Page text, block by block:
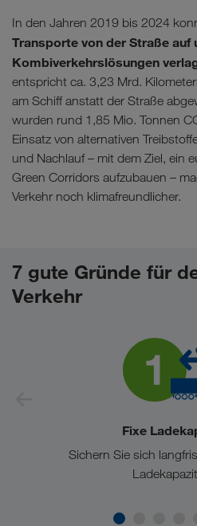
In den Jahren 2019 bis 2024
Transporte von der Straße
Kombiverkehrslösungen
entspricht ca. 3,23 Mrd.
am Schiff anstatt der Straße
wurden rund 1,85 Mio. Tonnen
Einsatz von alternativen
und Nachlauf – mit dem Ziel, ein
Green Corridors aufzubauen –
Verkehr noch klimafreundlicher.
7 gute Gründe für
Verkehr
Fixe
Sichern Sie sich